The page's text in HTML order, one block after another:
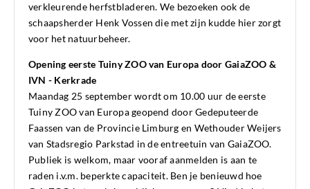
verkleurende herfstbladeren. We bezoeken ook de
schaapsherder Henk Vossen die met zijn kudde hier zorgt
voor het natuurbeheer.
Opening eerste Tuiny ZOO van Europa door GaiaZOO &
IVN - Kerkrade
Maandag 25 september wordt om 10.00 uur de eerste
Tuiny ZOO van Europa geopend door Gedeputeerde
Faassen van de Provincie Limburg en Wethouder Weijers
van Stadsregio Parkstad in de entreetuin van GaiaZOO.
Publiek is welkom, maar vooraf aanmelden is aan te
raden i.v.m. beperkte capaciteit. Ben je benieuwd hoe